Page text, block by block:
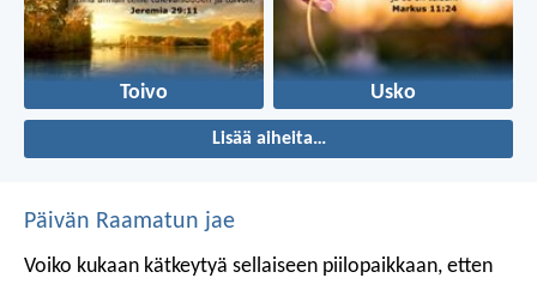
Toivo Usko
Lisää aiheita…
Päivän Raamatun jae
Voiko kukaan kätkeytyä sellaiseen piilopaikkaan, etten